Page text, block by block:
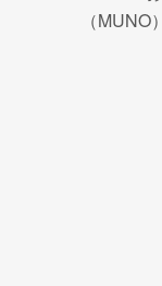
（MUNO）